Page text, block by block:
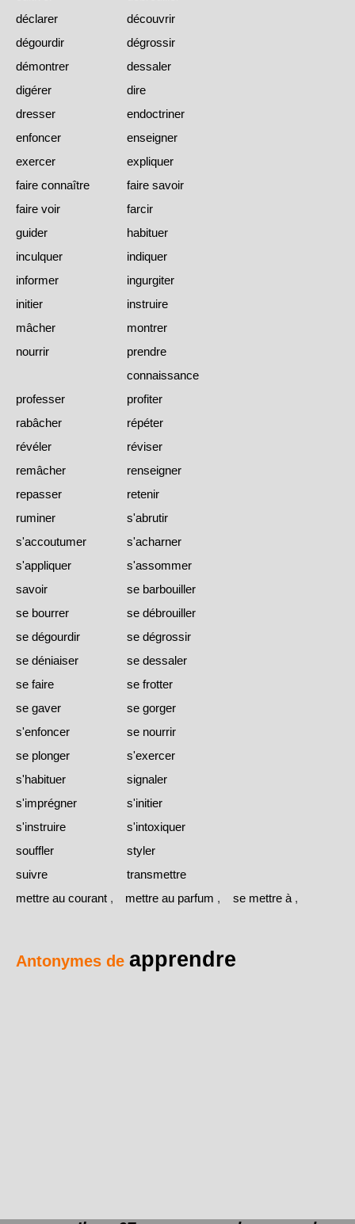
déclarer
découvrir
dégourdir
dégrossir
démontrer
dessaler
digérer
dire
dresser
endoctriner
enfoncer
enseigner
exercer
expliquer
faire connaître
faire savoir
faire voir
farcir
guider
habituer
inculquer
indiquer
informer
ingurgiter
initier
instruire
mâcher
montrer
nourrir
prendre
connaissance
professer
profiter
rabâcher
répéter
révéler
réviser
remâcher
renseigner
repasser
retenir
ruminer
s'abrutir
s'accoutumer
s'acharner
s'appliquer
s'assommer
savoir
se barbouiller
se bourrer
se débrouiller
se dégourdir
se dégrossir
se déniaiser
se dessaler
se faire
se frotter
se gaver
se gorger
s'enfoncer
se nourrir
se plonger
s'exercer
s'habituer
signaler
s'imprégner
s'initier
s'instruire
s'intoxiquer
souffler
styler
suivre
transmettre
mettre au courant , mettre au parfum , se mettre à ,
Antonymes de apprendre